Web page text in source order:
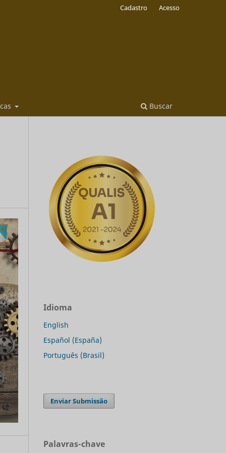
Buscar
Cadastro Acesso
Idioma
English
Español (España)
Português (Brasil)
Enviar Submissão
Palavras-chave